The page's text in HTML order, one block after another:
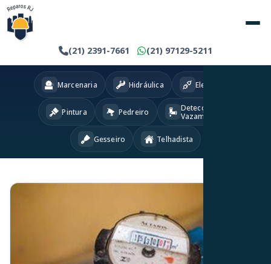
(21) 2391-7661 (21) 97129-5211
Marcenaria Hidráulica Eletricista
Pintura Pedreiro
Detecção
Vazamentos
Gesseiro Telhadista